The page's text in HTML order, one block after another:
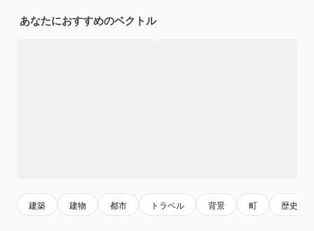
あなたにおすすめのベクトル
建築 建物 都市 トラベル 背景 町 歴史